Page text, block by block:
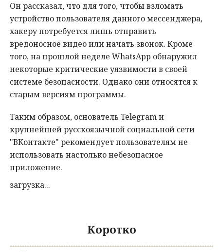
Он рассказал, что для того, чтобы взломать
устройство пользователя данного мессенджера,
хакеру потребуется лишь отправить
вредоносное видео или начать звонок. Кроме
того, на прошлой неделе WhatsApp обнаружил
некоторые критические уязвимости в своей
системе безопасности. Однако они относятся к
старым версиям программы.
Таким образом, основатель Telegram и
крупнейшей русскоязычной социальной сети
"ВКонтакте" рекомендует пользователям не
использовать настолько небезопасное
приложение.
загрузка...
Коротко